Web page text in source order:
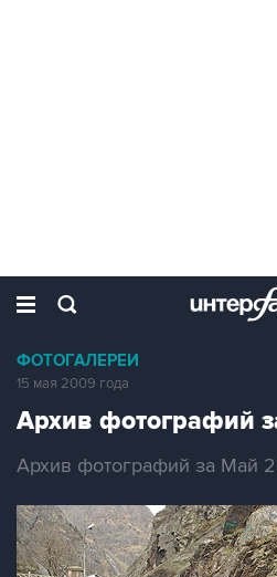
ФОТОГАЛЕРЕИ
15 мая 2009 года
Архив фотографий
Архив фотографий за Май